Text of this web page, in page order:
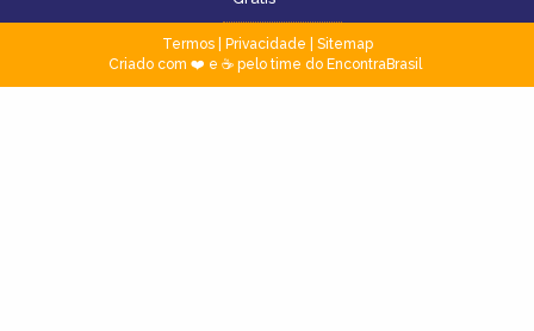
Termos| Privacidade
Sitemap
Criado com ❤️ e ☕ pelo time do EncontraBrasil